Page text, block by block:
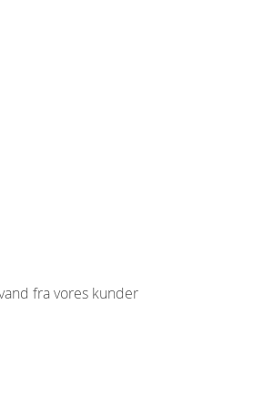
fra vores kunder